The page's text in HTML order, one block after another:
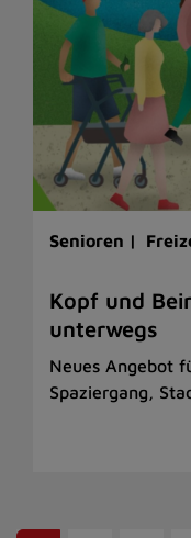
Senioren |
Kopf und
unterwegs
Neues Angebot
Spaziergang,